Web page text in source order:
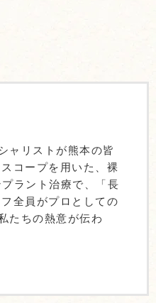
ャリストが熊本の皆
コープを用いた、裸
ラント治療で、「長
全員がプロとしての
たちの熱意が伝わ